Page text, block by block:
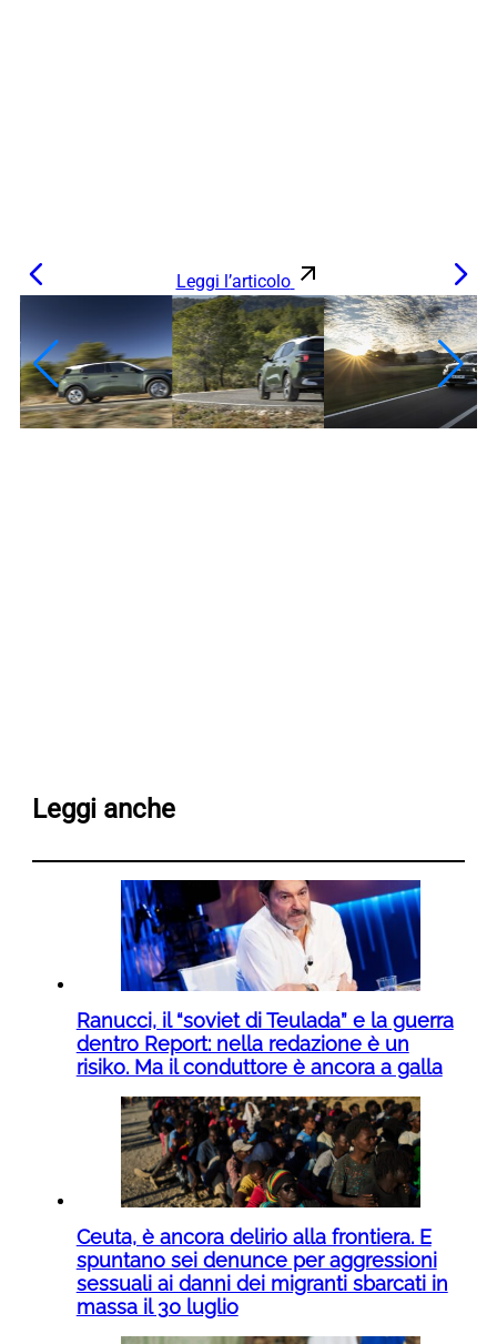
Leggi l’articolo
Leggi anche
Ranucci, il “soviet di Teulada” e la guerra
dentro Report: nella redazione è un
risiko. Ma il conduttore è ancora a galla
Ceuta, è ancora delirio alla frontiera. E
spuntano sei denunce per aggressioni
sessuali ai danni dei migranti sbarcati in
massa il 30 luglio